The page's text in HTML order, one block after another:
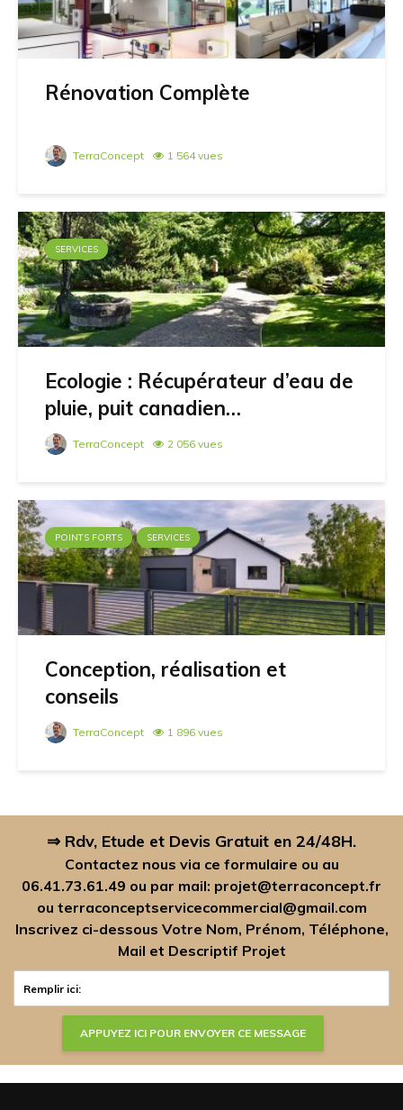
Rénovation Complète
TerraConcept 1 564 vues
SERVICES
Ecologie : Récupérateur d’eau de
pluie, puit canadien…
TerraConcept 2 056 vues
POINTS FORTS SERVICES
Conception, réalisation et
conseils
TerraConcept 1 896 vues
⇒ Rdv, Etude et Devis Gratuit en 24/48H.
Contactez nous via ce formulaire ou au
06.41.73.61.49 ou par mail: projet@terraconcept.fr
ou terraconceptservicecommercial@gmail.com
Inscrivez ci-dessous Votre Nom, Prénom, Téléphone,
Mail et Descriptif Projet